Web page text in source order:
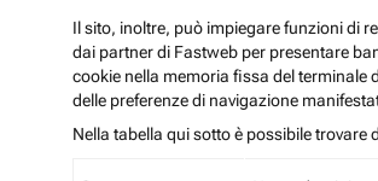
Il sito, inoltre, può impiegare funzioni di
dai partner di Fastweb per presentare
cookie nella memoria fissa del terminale
delle preferenze di navigazione
Nella tabella qui sotto è possibile trovare